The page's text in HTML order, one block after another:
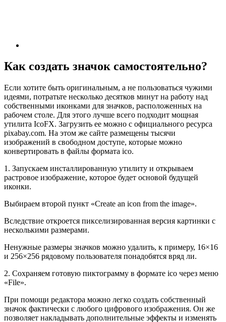
Как создать значок самостоятельно?
Если хотите быть оригинальным, а не пользоваться чужими
идеями, потратьте несколько десятков минут на работу над
собственными иконками для значков, расположенных на
рабочем столе. Для этого лучше всего подходит мощная
утилита IcoFX. Загрузить ее можно с официального ресурса
pixabay.com. На этом же сайте размещены тысячи
изображений в свободном доступе, которые можно
конвертировать в файлы формата ico.
1. Запускаем инсталлированную утилиту и открываем
растровое изображение, которое будет основой будущей
иконки.
Выбираем второй пункт «Create an icon from the image».
Вследствие откроется пикселизированная версия картинки с
несколькими размерами.
Ненужные размеры значков можно удалить, к примеру, 16×16
и 256×256 рядовому пользователя понадобятся вряд ли.
2. Сохраняем готовую пиктограмму в формате ico через меню
«File».
При помощи редактора можно легко создать собственный
значок фактически с любого цифрового изображения. Он же
позволяет накладывать дополнительные эффекты и изменять